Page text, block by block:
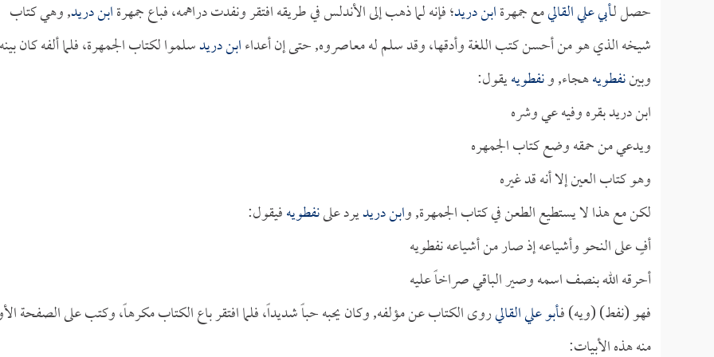
حصل لـأبي علي القاليمع جمهرةابن دريد؛ فإنه لما ذهب إلى الأندلس في طريقه افتقر ونفدت دراهمه، فباع جمهرةابن دريد, وهي كتاب
شيخه الذي هو من أحسن كتب اللغة وأدقها، وقد سلم له معاصروه, حتى إن أعداءابن دريدسلموا لكتاب الجمهرة، فلما ألفه كان
وبيننفطويههجاء, ونفطويهيقول:
ابن دريد بقره وفيه عي وشره
ويدعي من حمقه وضع كتاب الجمهره
وهو كتاب العين إلا أنه قد غيره
لكن مع هذا لا يستطيع الطعن في كتاب الجمهرة, وابن دريديرد علىنفطويهفيقول:
أفٍ على النحو وأشياعه إذ صار من أشياعه نفطويه
أحرقه الله بنصف اسمه وصير الباقي صراخاً عليه
فهو (نفط) (ويه) فـأبو علي القاليروى الكتاب عن مؤلفه, وكان يحبه حباً شديداً، فلما افتقر باع الكتاب مكرهاً، وكتب على الصفحة
منه هذه الأبيات: